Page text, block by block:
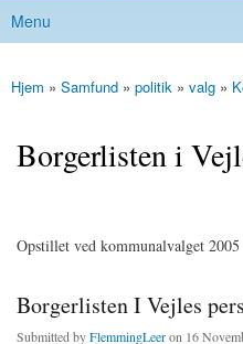
Main menu
Menu
You are here
Hjem » Samfund » politik » valg »
Borgerlisten i
Opstillet ved kommunalvalget
Borgerlisten I Vejles
Submitted byFlemmingLeeron 16